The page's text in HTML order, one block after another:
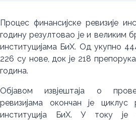
Процес финансијске ревизије
годину резултовао је и великим
институцијама БиХ. Од укупно
226 су нове, док је 218
година.
Објавом извјештаја о
ревизијама окончан је циклус
институција БиХ. У току је